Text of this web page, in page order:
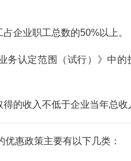
企业职工总数的50%以上。
务认定范围（试行）》中
的收入不低于企业当年总收
惠政策主要有以下几类：